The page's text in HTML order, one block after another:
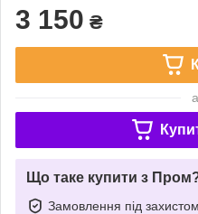
3 150 ₴
Що таке купити з
Замовлення під захистом